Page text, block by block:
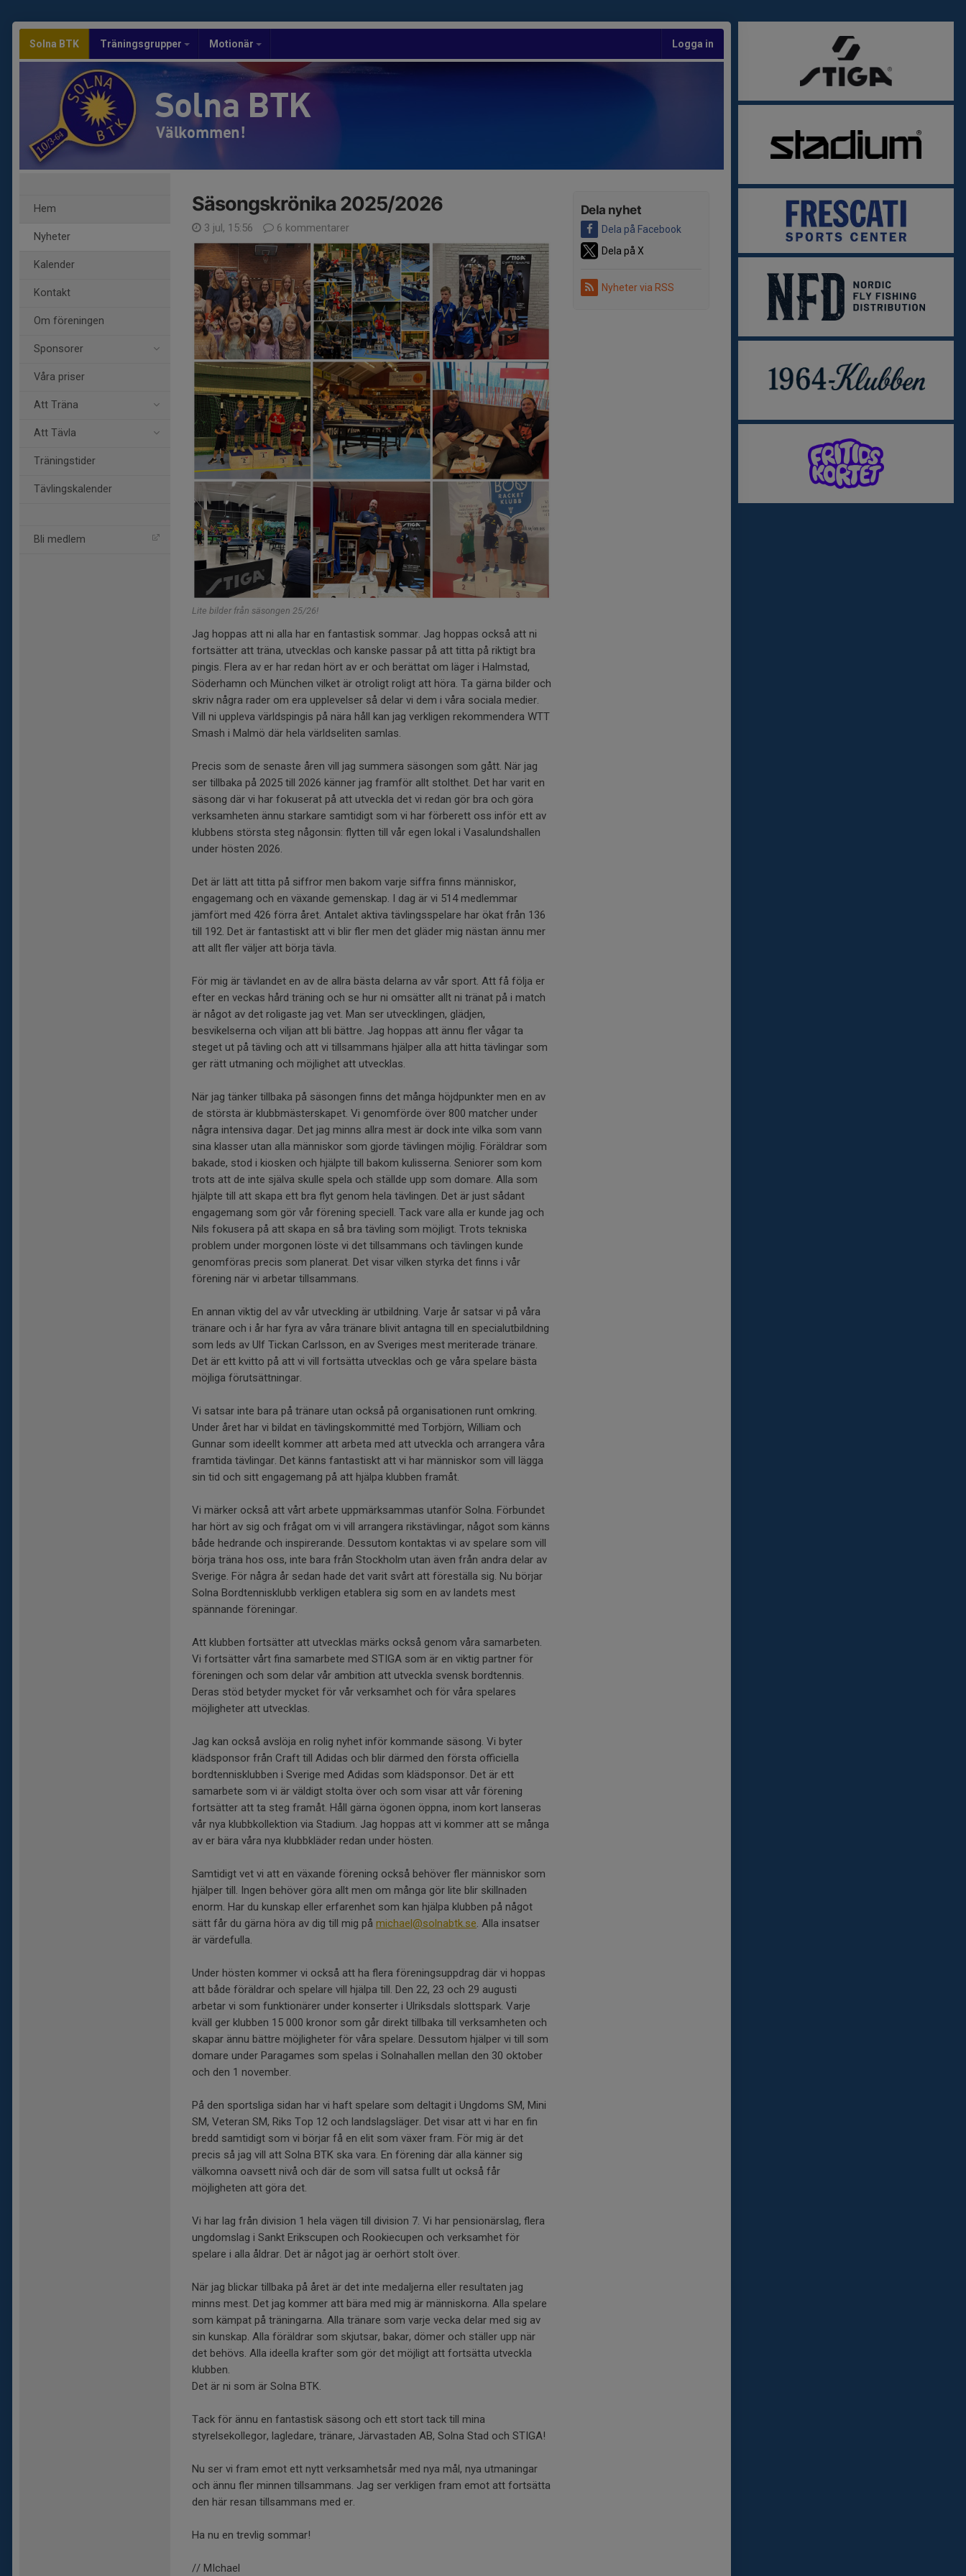
Solna BTK Träningsgrupper Motionär Logga in
Solna BTK
Välkommen!
Hem
Nyheter
Kalender
Kontakt
Om föreningen
Sponsorer
Våra priser
Att Träna
Att Tävla
Träningstider
Tävlingskalender
Bli medlem
Dela nyhet
Dela på Facebook
Dela på X
Nyheter via RSS
Säsongskrönika 2025/2026
3 jul, 15:56 6 kommentarer
Lite bilder från säsongen 25/26!
Jag hoppas att ni alla har en fantastisk sommar. Jag hoppas också att ni
fortsätter att träna, utvecklas och kanske passar på att titta på riktigt bra
pingis. Flera av er har redan hört av er och berättat om läger i Halmstad,
Söderhamn och München vilket är otroligt roligt att höra. Ta gärna bilder och
skriv några rader om era upplevelser så delar vi dem i våra sociala medier.
Vill ni uppleva världspingis på nära håll kan jag verkligen rekommendera WTT
Smash i Malmö där hela världseliten samlas.
Precis som de senaste åren vill jag summera säsongen som gått. När jag
ser tillbaka på 2025 till 2026 känner jag framför allt stolthet. Det har varit en
säsong där vi har fokuserat på att utveckla det vi redan gör bra och göra
verksamheten ännu starkare samtidigt som vi har förberett oss inför ett av
klubbens största steg någonsin: flytten till vår egen lokal i Vasalundshallen
under hösten 2026.
Det är lätt att titta på siffror men bakom varje siffra finns människor,
engagemang och en växande gemenskap. I dag är vi 514 medlemmar
jämfört med 426 förra året. Antalet aktiva tävlingsspelare har ökat från 136
till 192. Det är fantastiskt att vi blir fler men det gläder mig nästan ännu mer
att allt fler väljer att börja tävla.
För mig är tävlandet en av de allra bästa delarna av vår sport. Att få följa er
efter en veckas hård träning och se hur ni omsätter allt ni tränat på i match
är något av det roligaste jag vet. Man ser utvecklingen, glädjen,
besvikelserna och viljan att bli bättre. Jag hoppas att ännu fler vågar ta
steget ut på tävling och att vi tillsammans hjälper alla att hitta tävlingar som
ger rätt utmaning och möjlighet att utvecklas.
När jag tänker tillbaka på säsongen finns det många höjdpunkter men en av
de största är klubbmästerskapet. Vi genomförde över 800 matcher under
några intensiva dagar. Det jag minns allra mest är dock inte vilka som vann
sina klasser utan alla människor som gjorde tävlingen möjlig. Föräldrar som
bakade, stod i kiosken och hjälpte till bakom kulisserna. Seniorer som kom
trots att de inte själva skulle spela och ställde upp som domare. Alla som
hjälpte till att skapa ett bra flyt genom hela tävlingen. Det är just sådant
engagemang som gör vår förening speciell. Tack vare alla er kunde jag och
Nils fokusera på att skapa en så bra tävling som möjligt. Trots tekniska
problem under morgonen löste vi det tillsammans och tävlingen kunde
genomföras precis som planerat. Det visar vilken styrka det finns i vår
förening när vi arbetar tillsammans.
En annan viktig del av vår utveckling är utbildning. Varje år satsar vi på våra
tränare och i år har fyra av våra tränare blivit antagna till en specialutbildning
som leds av Ulf Tickan Carlsson, en av Sveriges mest meriterade tränare.
Det är ett kvitto på att vi vill fortsätta utvecklas och ge våra spelare bästa
möjliga förutsättningar.
Vi satsar inte bara på tränare utan också på organisationen runt omkring.
Under året har vi bildat en tävlingskommitté med Torbjörn, William och
Gunnar som ideellt kommer att arbeta med att utveckla och arrangera våra
framtida tävlingar. Det känns fantastiskt att vi har människor som vill lägga
sin tid och sitt engagemang på att hjälpa klubben framåt.
Vi märker också att vårt arbete uppmärksammas utanför Solna. Förbundet
har hört av sig och frågat om vi vill arrangera rikstävlingar, något som känns
både hedrande och inspirerande. Dessutom kontaktas vi av spelare som vill
börja träna hos oss, inte bara från Stockholm utan även från andra delar av
Sverige. För några år sedan hade det varit svårt att föreställa sig. Nu börjar
Solna Bordtennisklubb verkligen etablera sig som en av landets mest
spännande föreningar.
Att klubben fortsätter att utvecklas märks också genom våra samarbeten.
Vi fortsätter vårt fina samarbete med STIGA som är en viktig partner för
föreningen och som delar vår ambition att utveckla svensk bordtennis.
Deras stöd betyder mycket för vår verksamhet och för våra spelares
möjligheter att utvecklas.
Jag kan också avslöja en rolig nyhet inför kommande säsong. Vi byter
klädsponsor från Craft till Adidas och blir därmed den första officiella
bordtennisklubben i Sverige med Adidas som klädsponsor. Det är ett
samarbete som vi är väldigt stolta över och som visar att vår förening
fortsätter att ta steg framåt. Håll gärna ögonen öppna, inom kort lanseras
vår nya klubbkollektion via Stadium. Jag hoppas att vi kommer att se många
av er bära våra nya klubbkläder redan under hösten.
Samtidigt vet vi att en växande förening också behöver fler människor som
hjälper till. Ingen behöver göra allt men om många gör lite blir skillnaden
enorm. Har du kunskap eller erfarenhet som kan hjälpa klubben på något
sätt får du gärna höra av dig till mig på michael@solnabtk.se. Alla insatser
är värdefulla.
Under hösten kommer vi också att ha flera föreningsuppdrag där vi hoppas
att både föräldrar och spelare vill hjälpa till. Den 22, 23 och 29 augusti
arbetar vi som funktionärer under konserter i Ulriksdals slottspark. Varje
kväll ger klubben 15 000 kronor som går direkt tillbaka till verksamheten och
skapar ännu bättre möjligheter för våra spelare. Dessutom hjälper vi till som
domare under Paragames som spelas i Solnahallen mellan den 30 oktober
och den 1 november.
På den sportsliga sidan har vi haft spelare som deltagit i Ungdoms SM, Mini
SM, Veteran SM, Riks Top 12 och landslagsläger. Det visar att vi har en fin
bredd samtidigt som vi börjar få en elit som växer fram. För mig är det
precis så jag vill att Solna BTK ska vara. En förening där alla känner sig
välkomna oavsett nivå och där de som vill satsa fullt ut också får
möjligheten att göra det.
Vi har lag från division 1 hela vägen till division 7. Vi har pensionärslag, flera
ungdomslag i Sankt Erikscupen och Rookiecupen och verksamhet för
spelare i alla åldrar. Det är något jag är oerhört stolt över.
När jag blickar tillbaka på året är det inte medaljerna eller resultaten jag
minns mest. Det jag kommer att bära med mig är människorna. Alla spelare
som kämpat på träningarna. Alla tränare som varje vecka delar med sig av
sin kunskap. Alla föräldrar som skjutsar, bakar, dömer och ställer upp när
det behövs. Alla ideella krafter som gör det möjligt att fortsätta utveckla
klubben.
Det är ni som är Solna BTK.
Tack för ännu en fantastisk säsong och ett stort tack till mina
styrelsekollegor, lagledare, tränare, Järvastaden AB, Solna Stad och STIGA!
Nu ser vi fram emot ett nytt verksamhetsår med nya mål, nya utmaningar
och ännu fler minnen tillsammans. Jag ser verkligen fram emot att fortsätta
den här resan tillsammans med er.
Ha nu en trevlig sommar!
// MIchael